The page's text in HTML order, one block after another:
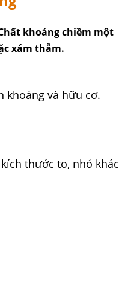
khoáng chiềm một
xám thẫm.
và hữu cơ.
thước to, nhỏ khác